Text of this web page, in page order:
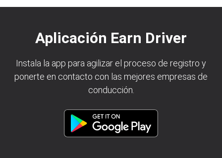
Aplicación Earn Driver
Instala la app para agilizar el proceso de registro y
ponerte en contacto con las mejores empresas de
conducción.